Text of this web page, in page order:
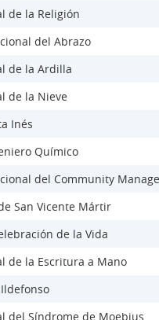
de la Religión
del Abrazo
de la Ardilla
de la Nieve
Inés
Químico
del Community
San Vicente Mártir
de la Vida
de la Escritura a Mano
del Síndrome de Moebius